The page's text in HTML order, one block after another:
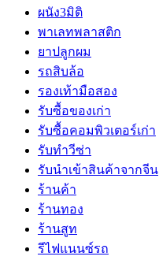
ผนัง3มิติ
พาเลทพลาสติก
ยาปลูกผม
รถสิบล้อ
รองเท้ามือสอง
รับซื้อของเก่า
รับซื้อคอมพิวเตอร์เก่า
รับทำวีซ่า
รับนำเข้าสินค้าจากจีน
ร้านค้า
ร้านทอง
ร้านสูท
รีไฟแนนซ์รถ